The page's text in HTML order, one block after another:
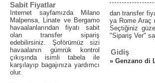
dan transfer
ya Rome Araç
Seçtiğiniz
"Sipariş Ver"
Gidiş
» Genzano di
Sabit Fiyatlar
Internet sayfamızda Milano
Malpensa, Linate ve Bergamo
havaalanlarından fiyatı sabit
olan transfer sipariş
edebilirsiniz. Şoförümüz sizi
havaalanın gümrük kontrol
çıkışında isimli tabela ile
karşılayıp bagajınıza yardımcı
olur.